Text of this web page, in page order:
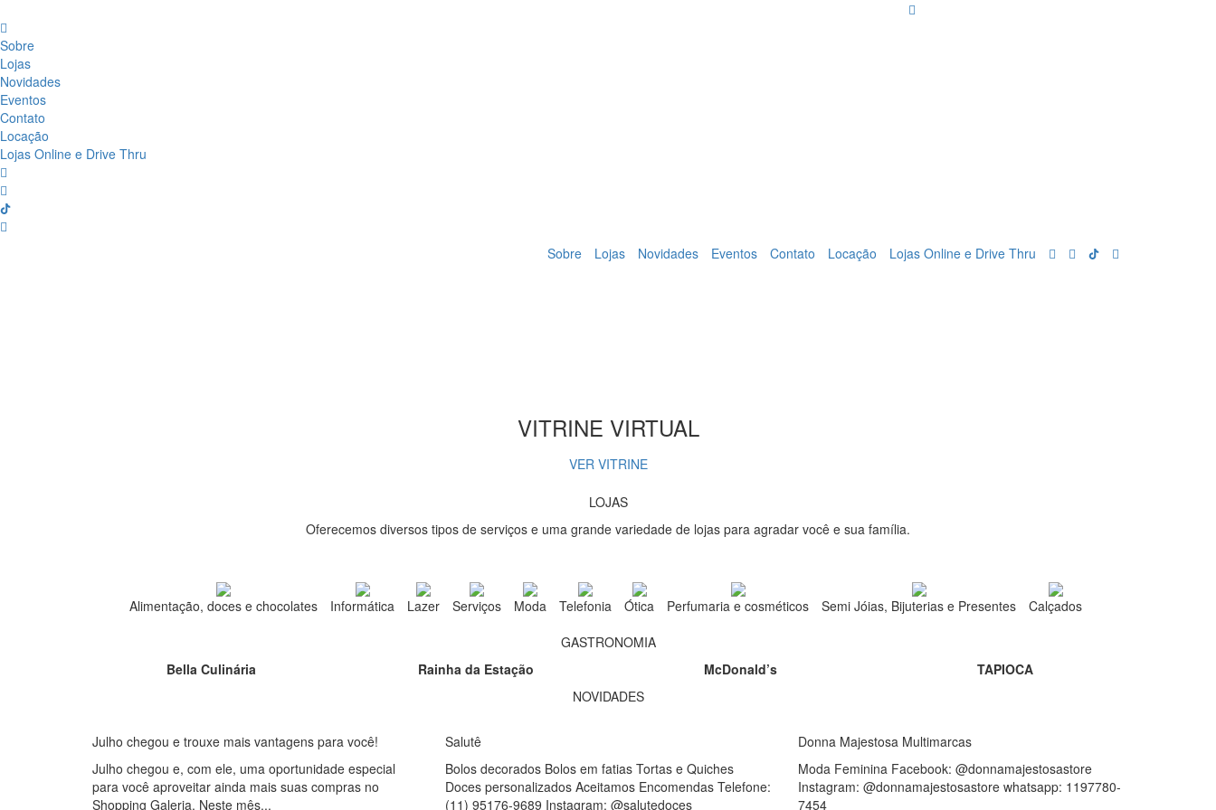
Sobre
Lojas
Novidades
Eventos
Contato
Locação
Lojas Online e Drive Thru
Sobre Lojas Novidades Eventos Contato Locação Lojas Online e Drive Thru
VITRINE VIRTUAL
VER VITRINE
LOJAS
Oferecemos diversos tipos de serviços e uma grande variedade de lojas para agradar você e sua família.
Alimentação, doces e chocolates Informática Lazer Serviços Moda Telefonia Ótica Perfumaria e cosméticos Semi Jóias, Bijuterias e Presentes
Calçados
GASTRONOMIA
Bella Culinária
Rainha da Estação McDonald’s
TAPIOCA
NOVIDADES
Julho chegou e trouxe mais vantagens para você!
Julho chegou e, com ele, uma oportunidade especial
para você aproveitar ainda mais suas compras no
Shopping Galeria. Neste mês...
Salutê
Bolos decorados Bolos em fatias Tortas e Quiches
Doces personalizados Aceitamos Encomendas Telefone:
(11) 95176-9689 Instagram: @salutedoces
Donna Majestosa Multimarcas
Moda Feminina Facebook: @donnamajestosastore
Instagram: @donnamajestosastore whatsapp: 1197780-
7454